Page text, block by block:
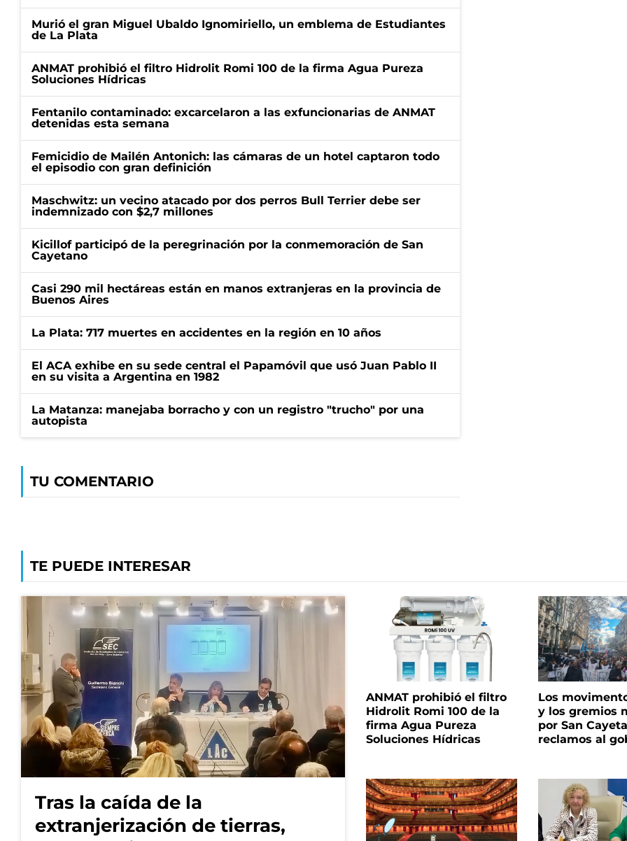
Murió el gran Miguel Ubaldo Ignomiriello, un emblema de Estudiantes
de La Plata
ANMAT prohibió el filtro Hidrolit Romi 100 de la firma Agua Pureza
Soluciones Hídricas
Fentanilo contaminado: excarcelaron a las exfuncionarias de ANMAT
detenidas esta semana
Femicidio de Mailén Antonich: las cámaras de un hotel captaron todo
el episodio con gran definición
Maschwitz: un vecino atacado por dos perros Bull Terrier debe ser
indemnizado con $2,7 millones
Kicillof participó de la peregrinación por la conmemoración de San
Cayetano
Casi 290 mil hectáreas están en manos extranjeras en la provincia de
Buenos Aires
La Plata: 717 muertes en accidentes en la región en 10 años
El ACA exhibe en su sede central el Papamóvil que usó Juan Pablo II
en su visita a Argentina en 1982
La Matanza: manejaba borracho y con un registro "trucho" por una
autopista
TU COMENTARIO
TE PUEDE INTERESAR
Tras la caída de la
extranjerización de tierras,
ANMAT prohibió el filtro
Hidrolit Romi 100 de la
firma Agua Pureza
Soluciones Hídricas
Los
y los gremios
por San
reclamos al